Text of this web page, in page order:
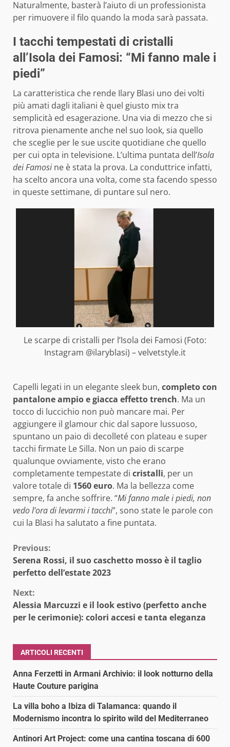
Naturalmente, basterà l’aiuto di un professionista
per rimuovere il filo quando la moda sarà passata.
I tacchi tempestati di cristalli
all’Isola dei Famosi: “Mi fanno male i
piedi”
La caratteristica che rende Ilary Blasi uno dei volti
più amati dagli italiani è quel giusto mix tra
semplicità ed esagerazione. Una via di mezzo che si
ritrova pienamente anche nel suo look, sia quello
che sceglie per le sue uscite quotidiane che quello
per cui opta in televisione. L’ultima puntata dell’Isola
dei Famosi ne è stata la prova. La conduttrice infatti,
ha scelto ancora una volta, come sta facendo spesso
in queste settimane, di puntare sul nero.
Le scarpe di cristalli per l’Isola dei Famosi (Foto:
Instagram @ilaryblasi) – velvetstyle.it
Capelli legati in un elegante sleek bun, completo con
pantalone ampio e giacca effetto trench. Ma un
tocco di luccichio non può mancare mai. Per
aggiungere il glamour chic dal sapore lussuoso,
spuntano un paio di decolleté con plateau e super
tacchi firmate Le Silla. Non un paio di scarpe
qualunque ovviamente, visto che erano
completamente tempestate di cristalli, per un
valore totale di 1560 euro. Ma la bellezza come
sempre, fa anche soffrire. “Mi fanno male i piedi, non
vedo l’ora di levarmi i tacchi”, sono state le parole con
cui la Blasi ha salutato a fine puntata.
Continue
Reading
Previous:
Serena Rossi, il suo caschetto mosso è il taglio
perfetto dell’estate 2023
Next:
Alessia Marcuzzi e il look estivo (perfetto anche
per le cerimonie): colori accesi e tanta eleganza
ARTICOLI RECENTI
Anna Ferzetti in Armani Archivio: il look notturno della
Haute Couture parigina
La villa boho a Ibiza di Talamanca: quando il
Modernismo incontra lo spirito wild del Mediterraneo
Antinori Art Project: come una cantina toscana di 600